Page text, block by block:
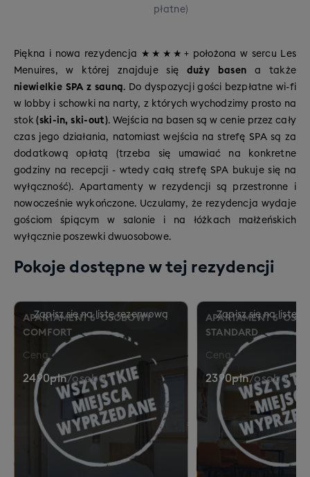
adrenaliny i mocniejszych wrażeń (czarne)
płatne)
Piękna i nowa rezydencja ★★★★+ położona w sercu Les
Menuires, w której znajduje się duży basena także
niewielkie SPA z sauną. Do dyspozycji gości bezpłatne wi-fi
w lobby i schowki na narty, z których wychodzimy prosto na
stok(ski-in, ski-out). Wejścia na basen są w cenie przez cały
czas jego działania, natomiast wejścia na strefę SPA są za
dodatkową opłatą (trzeba się umawiać na konkretne
godziny na recepcji - wtedy całą strefę SPA bukuje się na
wyłączność). Apartamenty w rezydencji są przestronne i
nowocześnie wykończone. Uczulamy, że rezydencja wydaje
gościom śpiącym w salonie i na łóżkach małżeńskich
wyłącznie poszewki dwuosobowe.
Pokoje dostępne w tej rezydencji
APARTAMENT 6-OSOBOWY
COMFORT
Cena
2490pln/osoba
APARTAMENT 6-
STANDARD
Cena
2390pln/osoba